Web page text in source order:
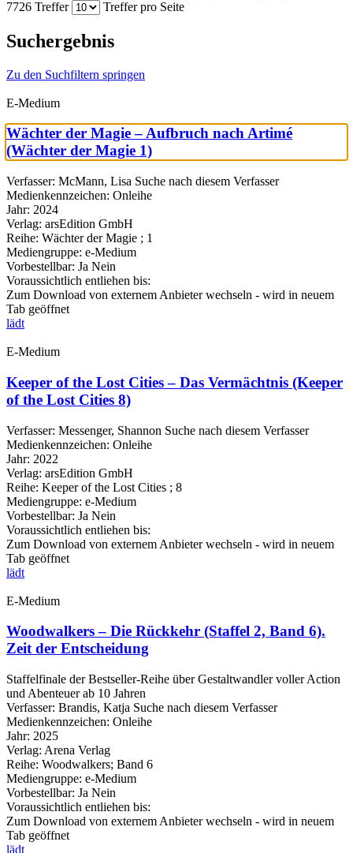
7726 Treffer
Treffer pro Seite
Suchergebnis
Zu den Suchfiltern springen
E-Medium
Wächter der Magie – Aufbruch nach Artimé
(Wächter der Magie 1)
Verfasser: McMann, Lisa Suche nach diesem Verfasser
Medienkennzeichen: Onleihe
Jahr: 2024
Verlag: arsEdition GmbH
Reihe: Wächter der Magie ; 1
Mediengruppe: e-Medium
Vorbestellbar: Ja Nein
Voraussichtlich entliehen bis:
Zum Download von externem Anbieter wechseln - wird in neuem
Tab geöffnet
lädt
E-Medium
Keeper of the Lost Cities – Das Vermächtnis (Keeper
of the Lost Cities 8)
Verfasser: Messenger, Shannon Suche nach diesem Verfasser
Medienkennzeichen: Onleihe
Jahr: 2022
Verlag: arsEdition GmbH
Reihe: Keeper of the Lost Cities ; 8
Mediengruppe: e-Medium
Vorbestellbar: Ja Nein
Voraussichtlich entliehen bis:
Zum Download von externem Anbieter wechseln - wird in neuem
Tab geöffnet
lädt
E-Medium
Woodwalkers – Die Rückkehr (Staffel 2, Band 6).
Zeit der Entscheidung
Staffelfinale der Bestseller-Reihe über Gestaltwandler voller Action
und Abenteuer ab 10 Jahren
Verfasser: Brandis, Katja Suche nach diesem Verfasser
Medienkennzeichen: Onleihe
Jahr: 2025
Verlag: Arena Verlag
Reihe: Woodwalkers; Band 6
Mediengruppe: e-Medium
Vorbestellbar: Ja Nein
Voraussichtlich entliehen bis:
Zum Download von externem Anbieter wechseln - wird in neuem
Tab geöffnet
lädt